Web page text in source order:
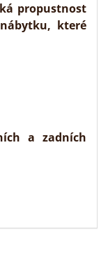
propustnost
které
a zadních